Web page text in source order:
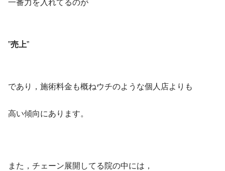
一番力を入れてるのが
”売上”
であり，施術料金も概ねウチのような個人店よりも
高い傾向にあります。
また，チェーン展開してる院の中には，